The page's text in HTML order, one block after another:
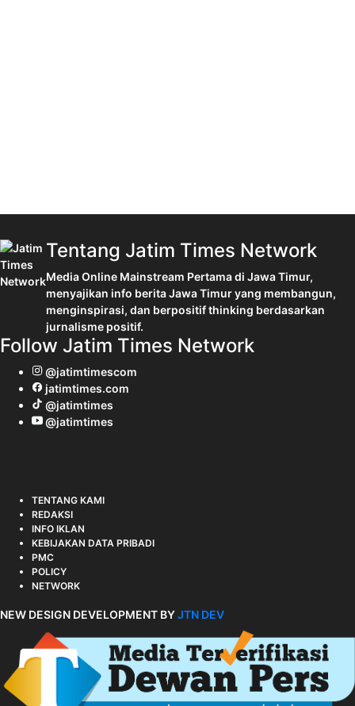
Tentang Jatim Times Network
Media Online Mainstream Pertama di Jawa Timur,
menyajikan info berita Jawa Timur yang membangun,
menginspirasi, dan berpositif thinking berdasarkan
jurnalisme positif.
Follow Jatim Times Network
@jatimtimescom
jatimtimes.com
@jatimtimes
@jatimtimes
TENTANG KAMI
REDAKSI
INFO IKLAN
KEBIJAKAN DATA PRIBADI
PMC
POLICY
NETWORK
NEW DESIGN DEVELOPMENT BYJTN DEV